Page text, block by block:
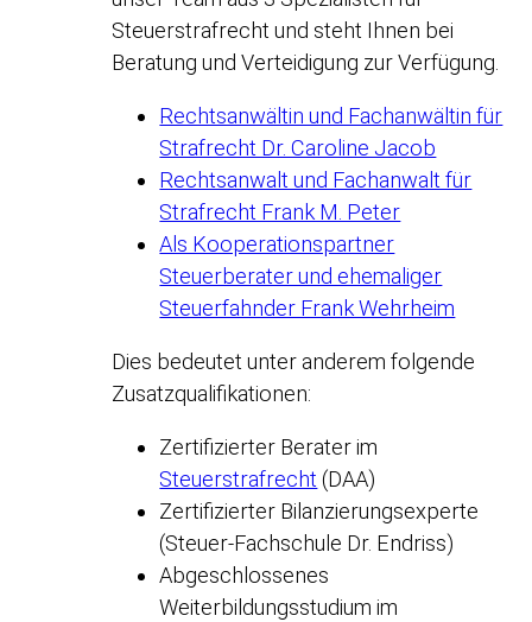
Steuerstrafrecht und steht Ihnen bei
Beratung und Verteidigung zur Verfügung.
Rechtsanwältin und Fachanwältin für
Strafrecht Dr. Caroline Jacob
Rechtsanwalt und Fachanwalt für
Strafrecht Frank M. Peter
Als Kooperationspartner
Steuerberater und ehemaliger
Steuerfahnder Frank Wehrheim
Dies bedeutet unter anderem folgende
Zusatzqualifikationen:
Zertifizierter Berater im
Steuerstrafrecht (DAA)
Zertifizierter Bilanzierungsexperte
(Steuer-Fachschule Dr. Endriss)
Abgeschlossenes
Weiterbildungsstudium im